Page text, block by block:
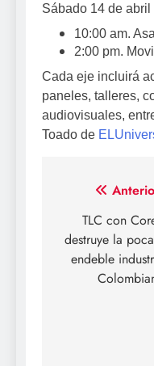
Sábado 14 de abril
10:00 am.
2:00 pm.
Cada eje incluirá
paneles, talleres,
audiovisuales,
Toado de
entradas
TLC con
destruye la
endeble